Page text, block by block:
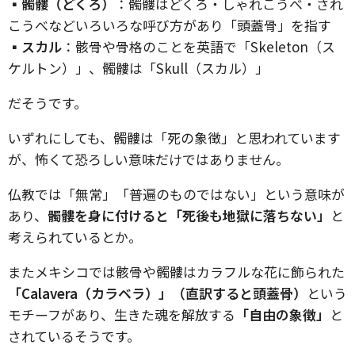
こうべなどいろいろな呼び方があり「頭蓋骨」を指す
▪︎ スカル ：骸骨や骨格のことを英語で「Skeleton（ス
ケルトン）」、髑髏は「Skull（スカル）」
だそうです。
いずれにしても、髑髏は「死の象徴」と思われています
が、怖くて恐ろしい意味だけではありません。
仏教では「無常」「普遍のものではない」という意味が
あり、 髑髏を身に付けると「死後も地獄に落ちない」 と
考えられているとか。
またメキシコでは骸骨や髑髏はカラフルな花に飾られた
「Calavera（カラベラ）」（直訳すると頭蓋骨） という
モチーフがあり、生きた魂を解放する 「自由の象徴」 と
されているそうです。